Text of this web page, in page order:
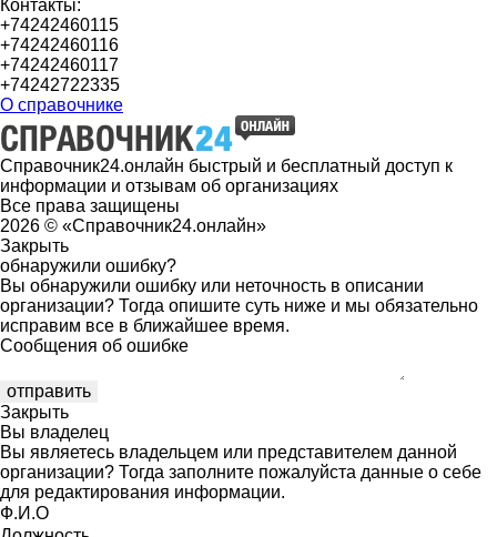
Контакты:
+74242460115
+74242460116
+74242460117
+74242722335
О справочнике
Справочник24.онлайн быстрый и бесплатный доступ к
информации и отзывам об организациях
Все права защищены
2026 © «Справочник24.онлайн»
Закрыть
обнаружили ошибку?
Вы обнаружили ошибку или неточность в описании
организации? Тогда опишите суть ниже и мы обязательно
исправим все в ближайшее время.
Сообщения об ошибке
Закрыть
Вы владелец
Вы являетесь владельцем или представителем данной
организации? Тогда заполните пожалуйста данные о себе
для редактирования информации.
Ф.И.О